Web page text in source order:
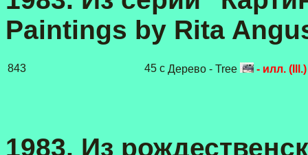
Paintings by Rita
843 45 с Дерево - Tree - илл. (Ill.)
1983. Из